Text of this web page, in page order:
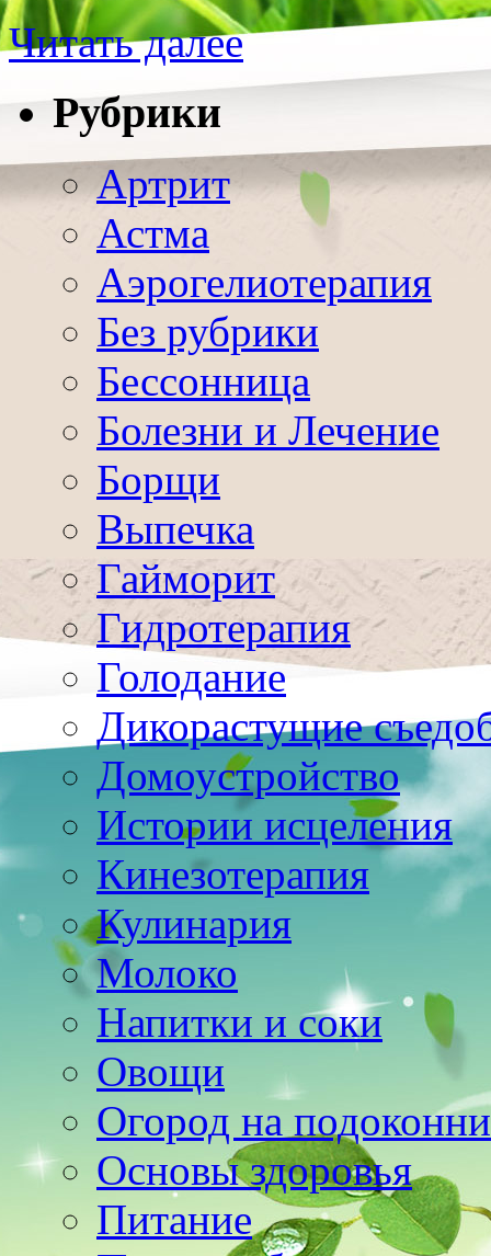
Читать далее
Рубрики
Артрит
Астма
Аэрогелиотерапия
Без рубрики
Бессонница
Болезни и Лечение
Борщи
Выпечка
Гайморит
Гидротерапия
Голодание
Дикорастущие
Домоустройство
Истории исцеления
Кинезотерапия
Кулинария
Молоко
Напитки и соки
Овощи
Огород на
Основы здоровья
Питание